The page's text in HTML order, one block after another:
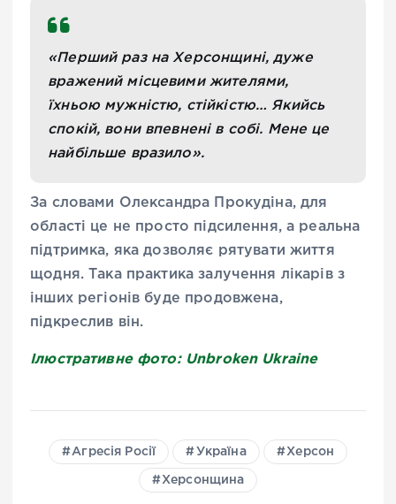
«Перший раз на Херсонщині, дуже
вражений місцевими жителями,
їхньою мужністю, стійкістю… Якийсь
спокій, вони впевнені в собі. Мене це
найбільше вразило».
За словами Олександра Прокудіна, для
області це не просто підсилення, а реальна
підтримка, яка дозволяє рятувати життя
щодня. Така практика залучення лікарів з
інших регіонів буде продовжена,
підкреслив він.
Ілюстративне фото: Unbroken Ukraine
Агресія Росії Україна Херсон
Херсонщина